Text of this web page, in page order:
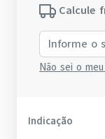
Calcule
Não sei o meu
Indicação